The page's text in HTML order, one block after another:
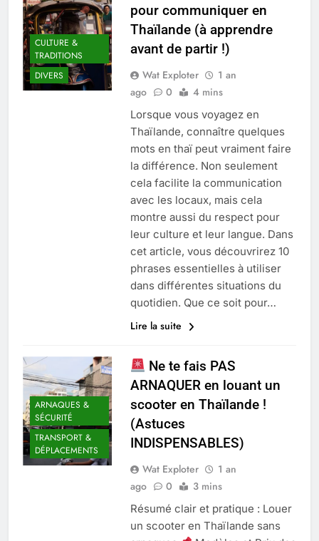
CULTURE &
TRADITIONS
DIVERS
pour communiquer en
Thaïlande (à apprendre
avant de partir !)
Wat Exploter
1 an
ago
0 4 mins
Lorsque vous voyagez en
Thaïlande, connaître quelques
mots en thaï peut vraiment faire
la différence. Non seulement
cela facilite la communication
avec les locaux, mais cela
montre aussi du respect pour
leur culture et leur langue. Dans
cet article, vous découvrirez 10
phrases essentielles à utiliser
dans différentes situations du
quotidien. Que ce soit pour…
Lire la suite
ARNAQUES &
SÉCURITÉ
TRANSPORT &
DÉPLACEMENTS
Ne te fais PAS
ARNAQUER en louant un
scooter en Thaïlande !
(Astuces
INDISPENSABLES)
Wat Exploter
1 an
ago
0 3 mins
Résumé clair et pratique : Louer
un scooter en Thaïlande sans